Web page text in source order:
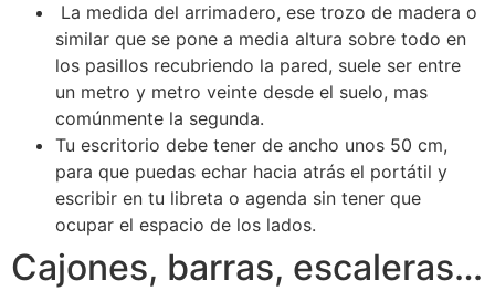
La medida del arrimadero, ese trozo de madera o
similar que se pone a media altura sobre todo en
los pasillos recubriendo la pared, suele ser entre
un metro y metro veinte desde el suelo, mas
comúnmente la segunda.
Tu escritorio debe tener de ancho unos 50 cm,
para que puedas echar hacia atrás el portátil y
escribir en tu libreta o agenda sin tener que
ocupar el espacio de los lados.
Cajones, barras, escaleras…